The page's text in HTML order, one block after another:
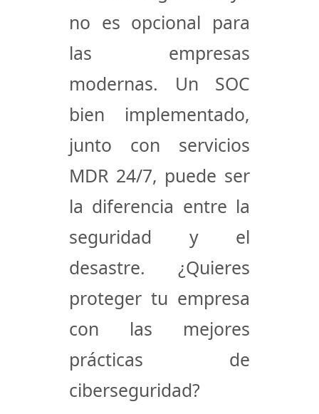
no es opcional para
las empresas
modernas. Un SOC
bien implementado,
junto con servicios
MDR 24/7, puede ser
la diferencia entre la
seguridad y el
desastre. ¿Quieres
proteger tu empresa
con las mejores
prácticas de
ciberseguridad?